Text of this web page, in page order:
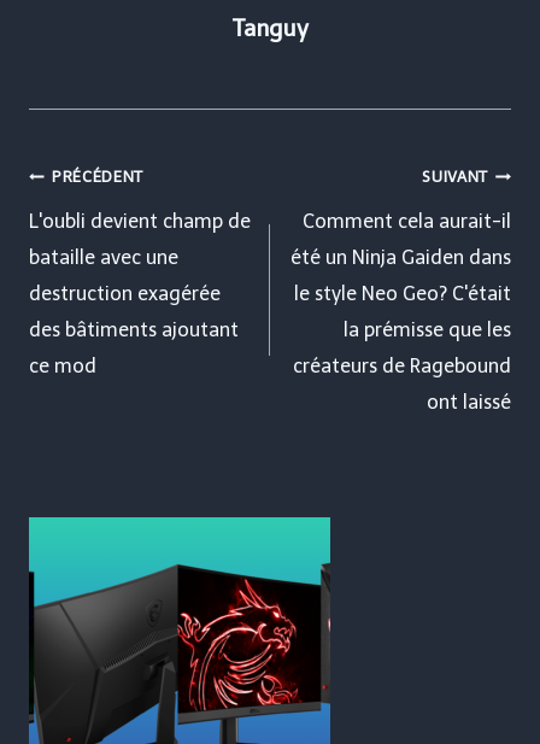
Tanguy
Navigation
de
l’article
PRÉCÉDENT
L'oubli devient champ de
bataille avec une
destruction exagérée
des bâtiments ajoutant
ce mod
SUIVANT
Comment cela aurait-il
été un Ninja Gaiden dans
le style Neo Geo? C'était
la prémisse que les
créateurs de Ragebound
ont laissé